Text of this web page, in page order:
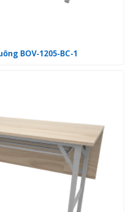
BOV-1205-BC-1